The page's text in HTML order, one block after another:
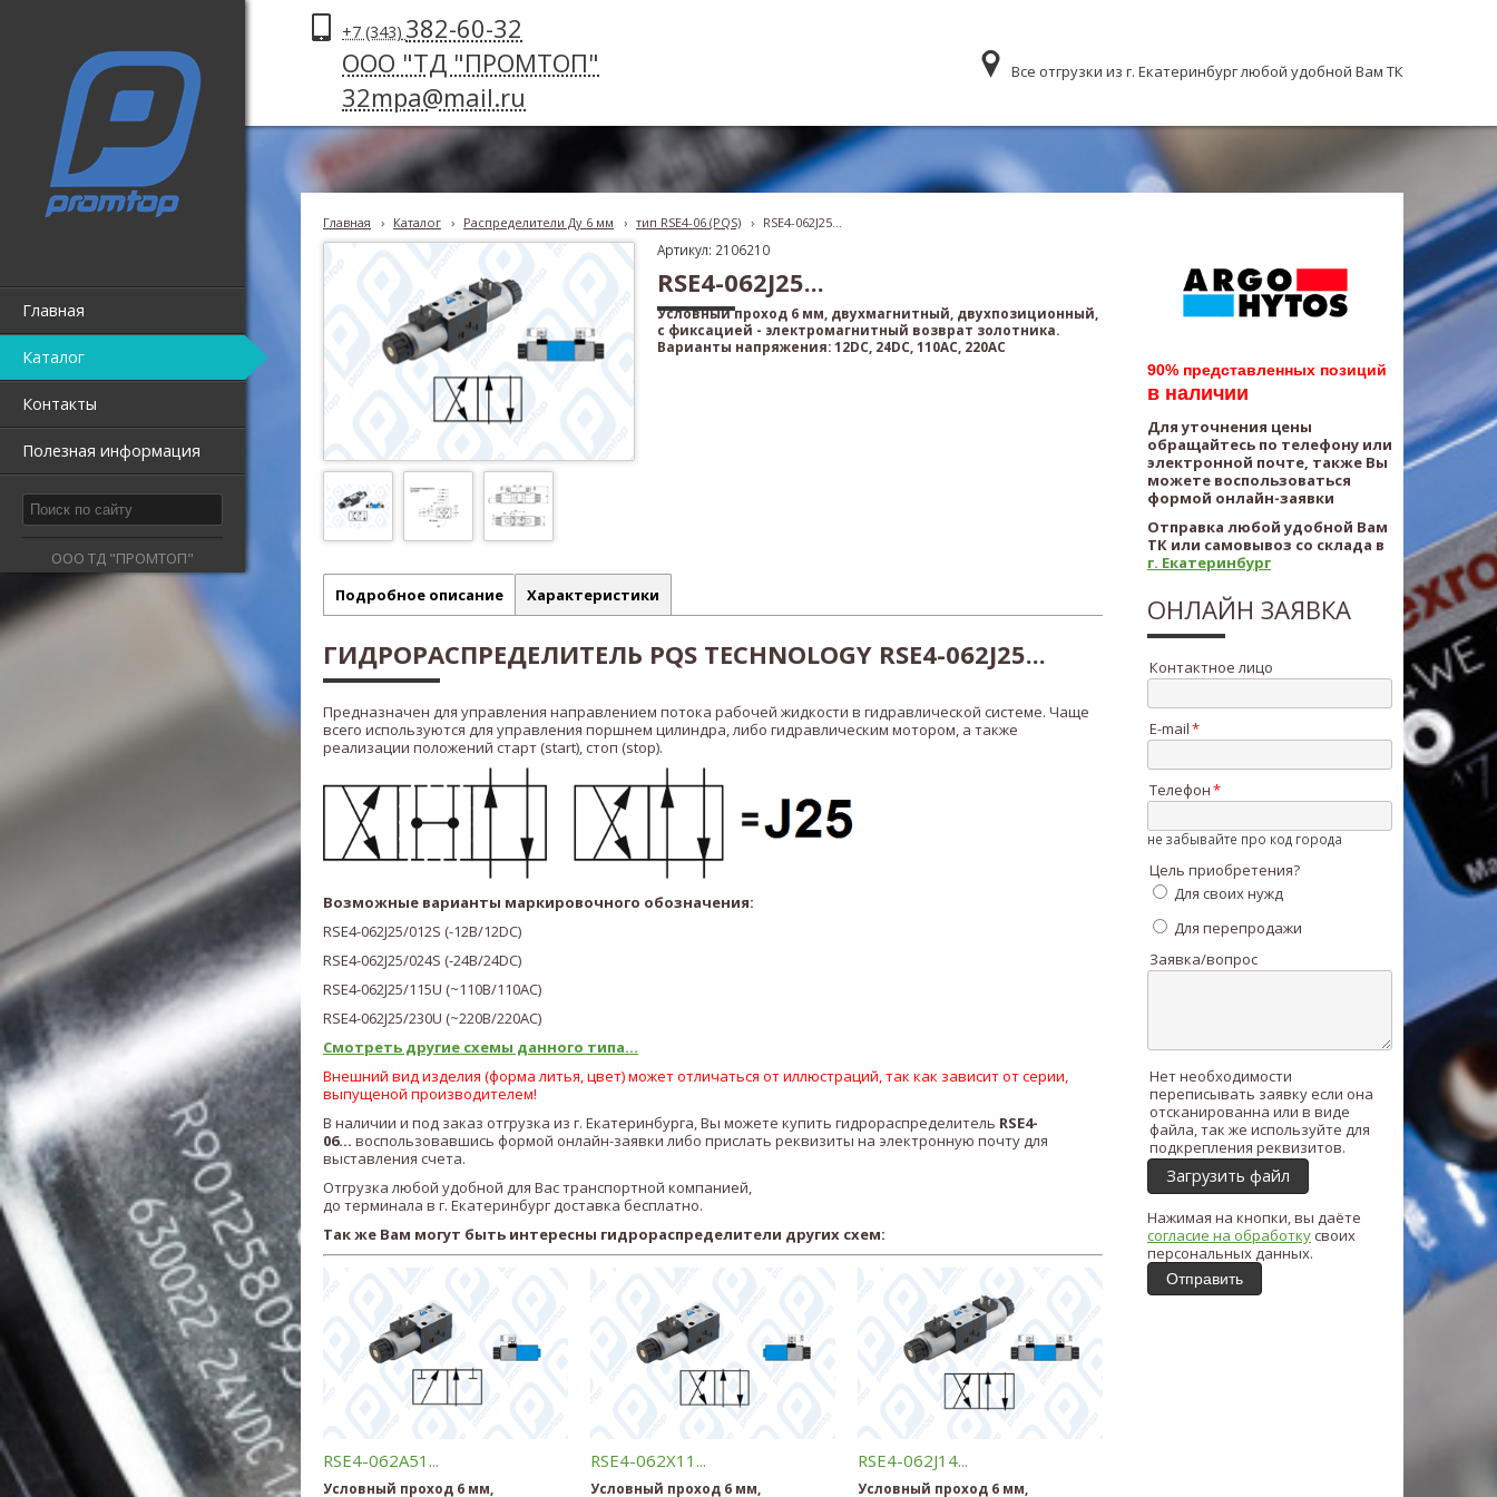
Главная
Каталог
Контакты
Полезная информация
ООО ТД "ПРОМТОП"
+7 (343) 382-60-32
ООО "ТД "ПРОМТОП"
32mpa@mail.ru
Все отгрузки из г. Екатеринбург любой удобной Вам ТК
Главная › Каталог › Распределители Ду 6 мм › тип RSE4-06 (PQS) › RSE4-062J25...
Артикул: 2106210
RSE4-062J25...
Условный проход 6 мм, двухмагнитный, двухпозиционный,
с фиксацией - электромагнитный возврат золотника.
Варианты напряжения: 12DC, 24DC, 110AC, 220AC
Подробное описание Характеристики
ГИДРОРАСПРЕДЕЛИТЕЛЬ PQS TECHNOLOGY RSE4-062J25...
Предназначен для управления направлением потока рабочей жидкости в гидравлической системе. Чаще
всего используются для управления поршнем цилиндра, либо гидравлическим мотором, а также
реализации положений старт (start), стоп (stop).
Возможные варианты маркировочного обозначения:
RSE4-062J25/012S (-12В/12DC)
RSE4-062J25/024S (-24В/24DC)
RSE4-062J25/115U (~110В/110AC)
RSE4-062J25/230U (~220В/220AC)
Смотреть другие схемы данного типа...
Внешний вид изделия (форма литья, цвет) может отличаться от иллюстраций, так как зависит от серии,
выпущеной производителем!
В наличии и под заказ отгрузка из г. Екатеринбурга, Вы можете купить гидрораспределитель RSE4-
06... воспользовавшись формой онлайн-заявки либо прислать реквизиты на электронную почту для
выставления счета.
Отгрузка любой удобной для Вас транспортной компанией,
до терминала в г. Екатеринбург доставка бесплатно.
Так же Вам могут быть интересны гидрораспределители других схем:
RSE4-062A51...
Условный проход 6 мм,
RSE4-062X11...
Условный проход 6 мм,
RSE4-062J14...
Условный проход 6 мм,
90% представленных позиций
в наличии
Для уточнения цены
обращайтесь по телефону или
электронной почте, также Вы
можете воспользоваться
формой онлайн-заявки
Отправка любой удобной Вам
ТК или самовывоз со склада в
г. Екатеринбург
ОНЛАЙН ЗАЯВКА
Контактное лицо
E-mail
Телефон
не забывайте про код города
Цель приобретения?
Для своих нужд
Для перепродажи
Заявка/вопрос
Нет необходимости
переписывать заявку если она
отсканированна или в виде
файла, так же используйте для
подкрепления реквизитов.
Загрузить файл
Нажимая на кнопки, вы даёте
согласие на обработкусвоих
персональных данных.
Отправить